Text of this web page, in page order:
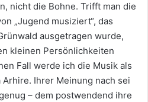
nicht die Bohne. Trifft man die
„Jugend musiziert“, das
ausgetragen wurde,
kleinen Persönlichkeiten
Fall werde ich die Musik als
Arhire. Ihrer Meinung nach sei
– dem postwendend ihre